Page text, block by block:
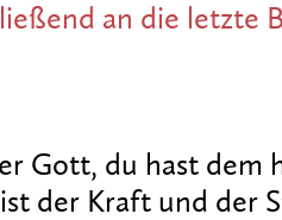
an die letzte
Gott, du hast dem
der Kraft und der